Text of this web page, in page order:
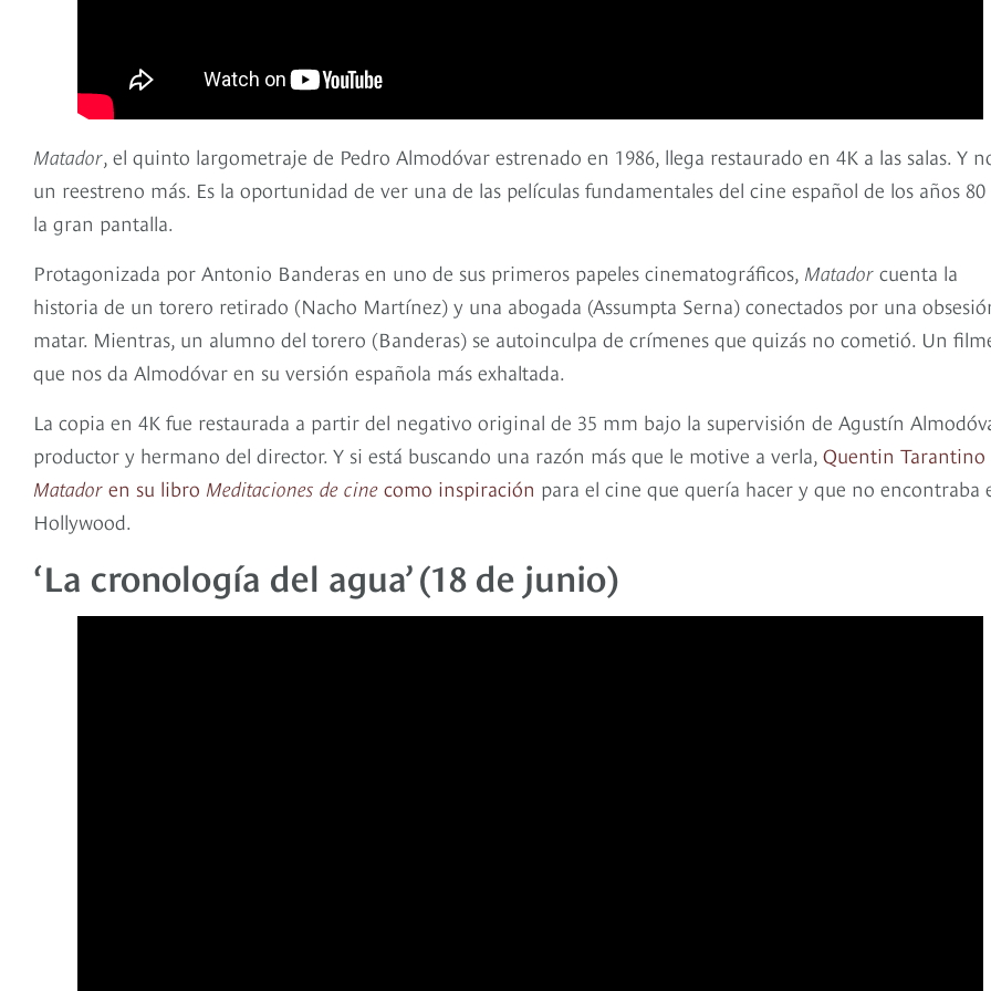
Matador , el quinto largometraje de Pedro Almodóvar estrenado en 1986, llega restaurado en 4K a las salas. Y
un reestreno más. Es la oportunidad de ver una de las películas fundamentales del cine español de los años
la gran pantalla.
Protagonizada por Antonio Banderas en uno de sus primeros papeles cinematográficos, Matador cuenta la
historia de un torero retirado (Nacho Martínez) y una abogada (Assumpta Serna) conectados por una
matar. Mientras, un alumno del torero (Banderas) se autoinculpa de crímenes que quizás no cometió. Un
que nos da Almodóvar en su versión española más exhaltada.
La copia en 4K fue restaurada a partir del negativo original de 35 mm bajo la supervisión de Agustín
productor y hermano del director. Y si está buscando una razón más que le motive a verla, Quentin Tarantino
Matador en su libro Meditaciones de cine como inspiración para el cine que quería hacer y que no encontraba
Hollywood.
‘La cronología del agua’ (18 de junio)